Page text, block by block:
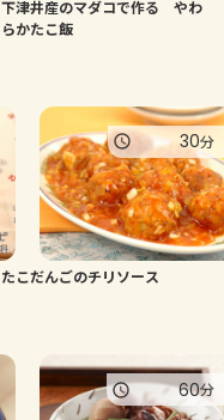
下津井産のマダコで作る やわ
らかたこ飯
たこだんごのチリソース
30分
60分